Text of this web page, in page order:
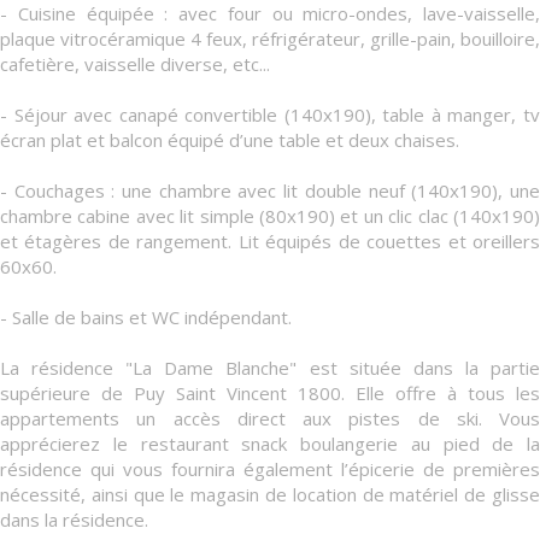
- Cuisine équipée : avec four ou micro-ondes, lave-vaisselle,
plaque vitrocéramique 4 feux, réfrigérateur, grille-pain, bouilloire,
cafetière, vaisselle diverse, etc...
- Séjour avec canapé convertible (140x190), table à manger, tv
écran plat et balcon équipé d’une table et deux chaises.
- Couchages : une chambre avec lit double neuf (140x190), une
chambre cabine avec lit simple (80x190) et un clic clac (140x190)
et étagères de rangement. Lit équipés de couettes et oreillers
60x60.
- Salle de bains et WC indépendant.
La résidence "La Dame Blanche" est située dans la partie
supérieure de Puy Saint Vincent 1800. Elle offre à tous les
appartements un accès direct aux pistes de ski. Vous
apprécierez le restaurant snack boulangerie au pied de la
résidence qui vous fournira également l’épicerie de premières
nécessité, ainsi que le magasin de location de matériel de glisse
dans la résidence.